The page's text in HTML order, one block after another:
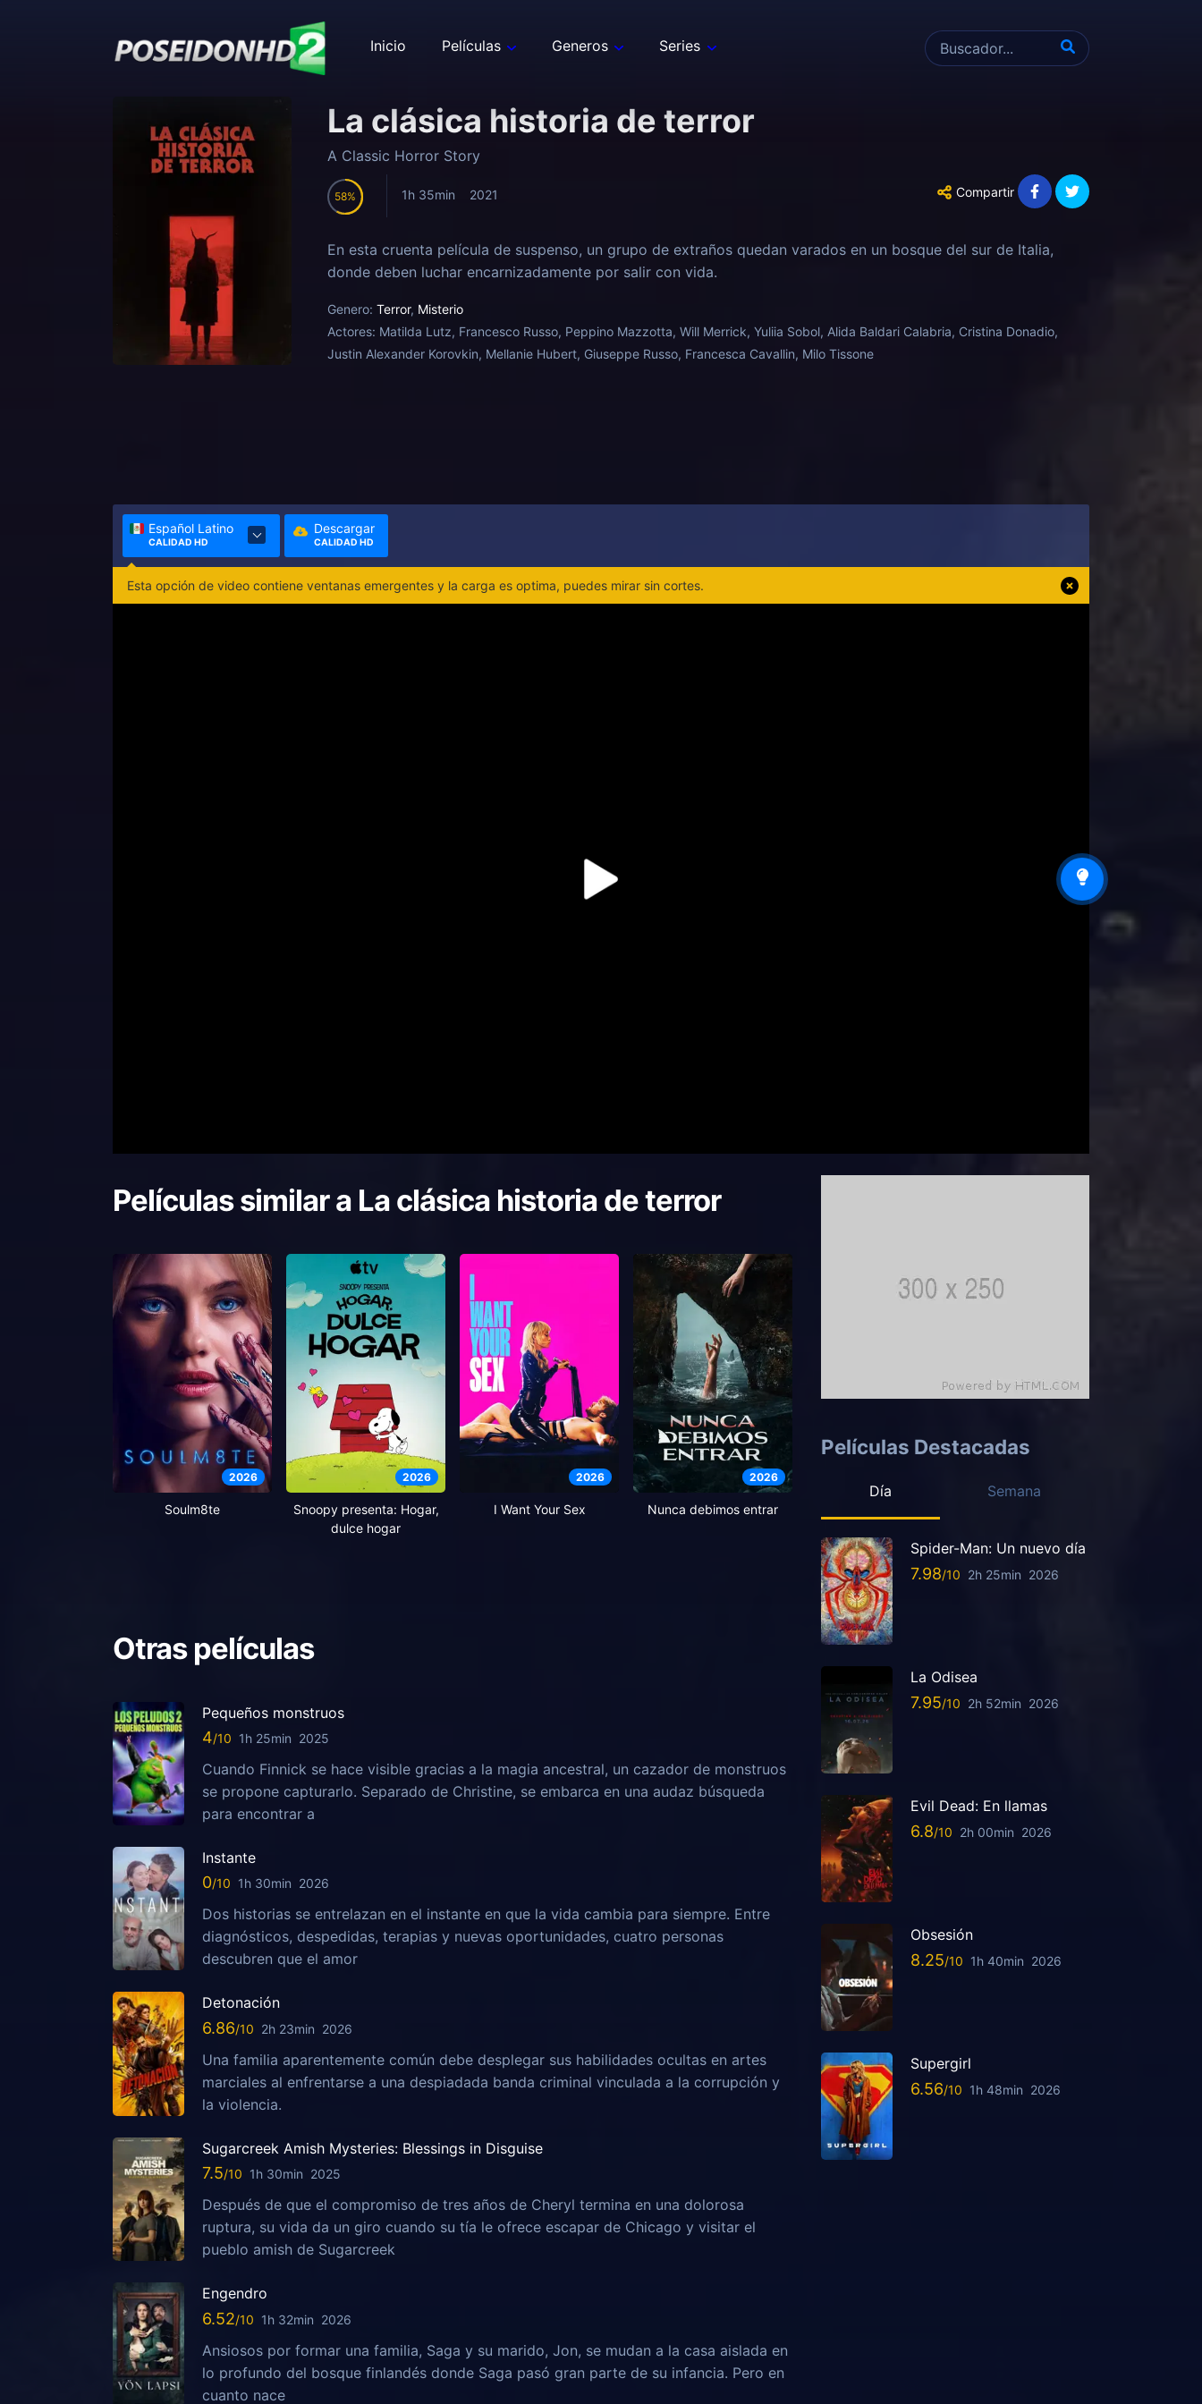
Inicio Películas Generos Series
La clásica historia de terror
A Classic Horror Story
58 1h 35min 2021 Compartir
En esta cruenta película de suspenso, un grupo de extraños quedan varados en un bosque del sur de Italia,
donde deben luchar encarnizadamente por salir con vida.
Genero: Terror, Misterio
Actores: Matilda Lutz, Francesco Russo, Peppino Mazzotta, Will Merrick, Yuliia Sobol, Alida Baldari Calabria, Cristina Donadio,
Justin Alexander Korovkin, Mellanie Hubert, Giuseppe Russo, Francesca Cavallin, Milo Tissone
Español Latino
CALIDAD HD
Descargar
CALIDAD HD
Esta opción de video contiene ventanas emergentes y la carga es optima, puedes mirar sin cortes.
Películas similar a La clásica historia de terror
2026
Soulm8te
2026
Snoopy presenta: Hogar,
dulce hogar
2026
I Want Your Sex
2026
Nunca debimos entrar
Otras películas
Pequeños monstruos
4 1h 25min 2025
Cuando Finnick se hace visible gracias a la magia ancestral, un cazador de monstruos
se propone capturarlo. Separado de Christine, se embarca en una audaz búsqueda
para encontrar a
Instante
0 1h 30min 2026
Dos historias se entrelazan en el instante en que la vida cambia para siempre. Entre
diagnósticos, despedidas, terapias y nuevas oportunidades, cuatro personas
descubren que el amor
Detonación
6.86 2h 23min 2026
Una familia aparentemente común debe desplegar sus habilidades ocultas en artes
marciales al enfrentarse a una despiadada banda criminal vinculada a la corrupción y
la violencia.
Sugarcreek Amish Mysteries: Blessings in Disguise
7.5 1h 30min 2025
Después de que el compromiso de tres años de Cheryl termina en una dolorosa
ruptura, su vida da un giro cuando su tía le ofrece escapar de Chicago y visitar el
pueblo amish de Sugarcreek
Engendro
6.52 1h 32min 2026
Ansiosos por formar una familia, Saga y su marido, Jon, se mudan a la casa aislada en
lo profundo del bosque finlandés donde Saga pasó gran parte de su infancia. Pero en
cuanto nace
Películas Destacadas
Día Semana
Spider-Man: Un nuevo día
7.98 2h 25min 2026
La Odisea
7.95 2h 52min 2026
Evil Dead: En llamas
6.8 2h 00min 2026
Obsesión
8.25 1h 40min 2026
Supergirl
6.56 1h 48min 2026